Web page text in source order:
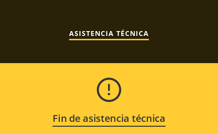
ASISTENCIA TÉCNICA
Fin de asistencia técnica